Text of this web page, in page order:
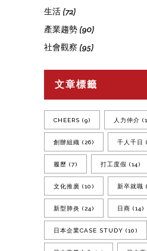
生活 (72)
產業趨勢 (90)
社會觀察 (95)
文章標籤
CHEERS (9) 人力仲介
創辦組織 (26) 千人千日
履歷 (7) 打工度假 (14)
文化推廣 (10) 新卒就職
新型肺炎 (24) 日商 (14)
日本企業CASE STUDY (10)